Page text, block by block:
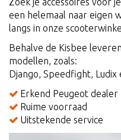
een helemaal naar eigen
langs in onze
Behalve de Kisbee
modellen, zoals:
Django, Speedfight, Ludix
Erkend Peugeot dealer
Ruime voorraad
Uitstekende service